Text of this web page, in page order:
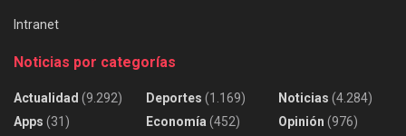
Intranet
Noticias por categorías
Actualidad (9.292)
Apps (31)
Deportes (1.169)
Economía (452)
Noticias (4.284)
Opinión (976)